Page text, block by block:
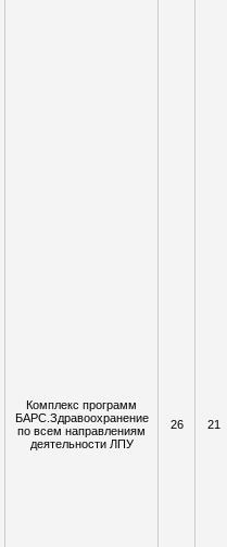
Комплекс программ
БАРС.Здравоохранение
по всем направлениям
деятельности ЛПУ
26 21